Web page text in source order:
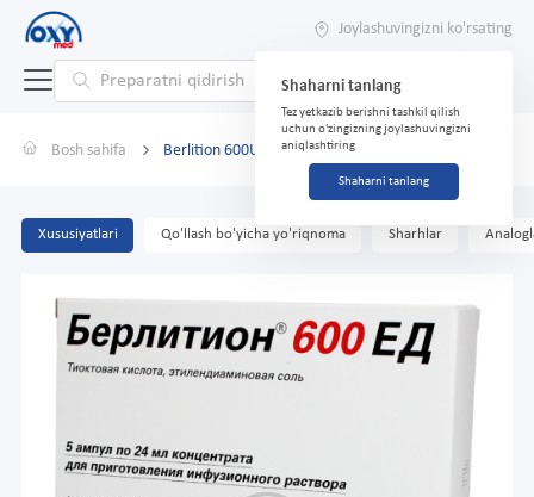
Joylashuvingizni ko'rsating
Shaharni tanlang
Tez yetkazib berishni tashkil qilish
uchun o'zingizning joylashuvingizni
aniqlashtiring
Shaharni tanlang
Bosh sahifa Berlition 600U 24ml No.5
Xususiyatlari Qo'llash bo'yicha yo'riqnoma Sharhlar